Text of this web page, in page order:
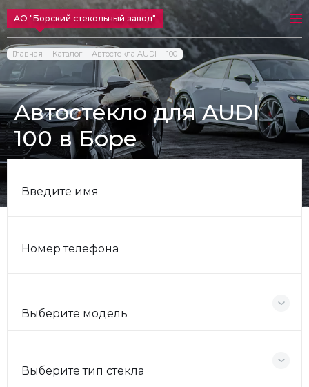
АО "Борский стекольный завод"
Главная Каталог Автостекла AUDI 100
Автостекло для AUDI
100 в Боре
Введите имя
Номер телефона
Выберите модель
Выберите тип стекла